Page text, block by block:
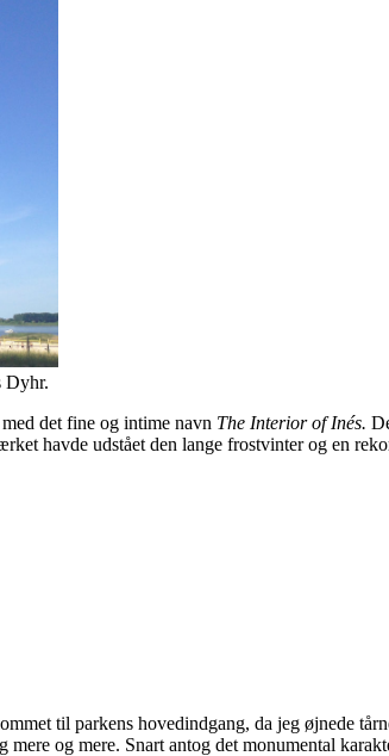
Dyhr.
det fine og intime navn The Interior of Inés.
havde udstået den lange frostvinter og en
til parkens hovedindgang, da jeg øjnede
og mere. Snart antog det monumental